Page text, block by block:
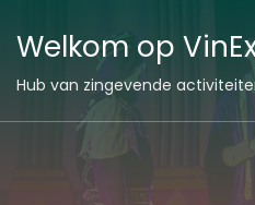
Welkom op
Hub van zingevende